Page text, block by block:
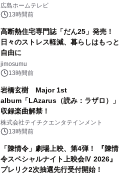
広島ホームテレビ
13時間前
高断熱住宅専門誌「だん25」発売！
日々のストレス軽減、暮らしはもっと
自由に
jimosumu
13時間前
岩橋玄樹 Major 1st
album「LAzarus（読み：ラザロ）」
収録楽曲解禁！
株式会社テイチクエンタテインメント
13時間前
「陳情令」劇場上映、第4弾！ 『陳情
令スペシャルナイト上映会Ⅳ 2026』
プレリク2次抽選先行受付開始！